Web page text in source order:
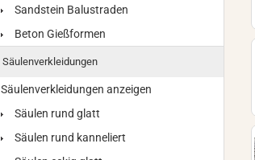
Sandstein Balustraden
Beton Gießformen
Säulenverkleidungen
Säulenverkleidungen anzeigen
Säulen rund glatt
Säulen rund kanneliert